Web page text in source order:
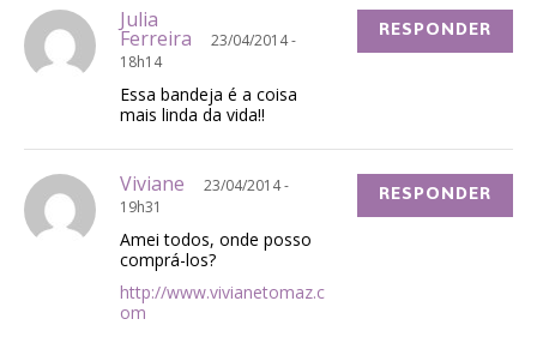
Julia
Ferreira
23/04/2014 -
18h14
Essa bandeja é a coisa
mais linda da vida!!
RESPONDER
Viviane
23/04/2014 -
19h31
Amei todos, onde posso
comprá-los?
http://www.vivianetomaz.c
om
RESPONDER